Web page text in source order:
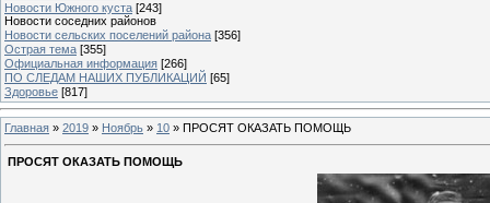
Новости Южного куста [243]
Новости соседних районов
Новости сельских поселений района [356]
Острая тема [355]
Официальная информация [266]
ПО СЛЕДАМ НАШИХ ПУБЛИКАЦИЙ [65]
Здоровье [817]
Главная » 2019 » Ноябрь » 10 » ПРОСЯТ ОКАЗАТЬ ПОМОЩЬ
ПРОСЯТ ОКАЗАТЬ ПОМОЩЬ